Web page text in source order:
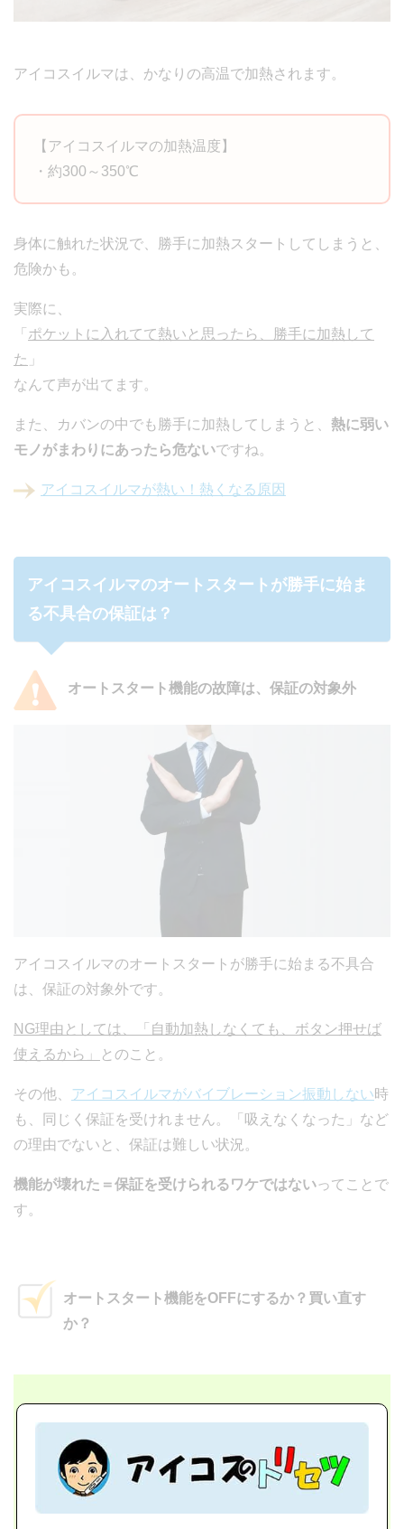
アイコスイルマは、かなりの高温で加熱されます。
【アイコスイルマの加熱温度】
・約300～350℃
身体に触れた状況で、勝手に加熱スタートしてしまうと、
危険かも。
実際に、
「 ポケットに入れてて熱いと思ったら、勝手に加熱して
た 」
なんて声が出てます。
また、カバンの中でも勝手に加熱してしまうと、 熱に弱い
モノがまわりにあったら危ないですね。
アイコスイルマが熱い！熱くなる原因
アイコスイルマのオートスタートが勝手に始ま
る不具合の保証は？
オートスタート機能の故障は、保証の対象外
アイコスイルマのオートスタートが勝手に始まる不具合
は、保証の対象外です。
NG理由としては、「自動加熱しなくても、ボタン押せば
使えるから」
とのこと。
その他、 アイコスイルマがバイブレーション振動しない時
も、同じく保証を受けれません。「吸えなくなった」など
の理由でないと、保証は難しい状況。
機能が壊れた＝保証を受けられるワケではないってことで
す。
オートスタート機能をOFFにするか？買い直す
か？